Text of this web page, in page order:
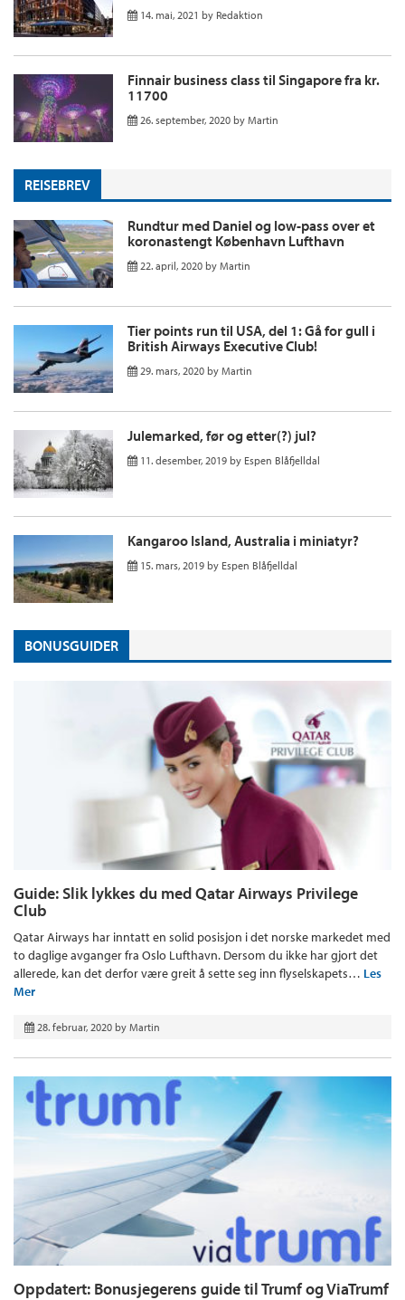
14. mai, 2021 by Redaktion
Finnair business class til Singapore fra kr.
11700
26. september, 2020 by Martin
REISEBREV
Rundtur med Daniel og low-pass over et
koronastengt København Lufthavn
22. april, 2020 by Martin
Tier points run til USA, del 1: Gå for gull i
British Airways Executive Club!
29. mars, 2020 by Martin
Julemarked, før og etter(?) jul?
11. desember, 2019 by Espen Blåfjelldal
Kangaroo Island, Australia i miniatyr?
15. mars, 2019 by Espen Blåfjelldal
BONUSGUIDER
Guide: Slik lykkes du med Qatar Airways Privilege
Club
Qatar Airways har inntatt en solid posisjon i det norske markedet med
to daglige avganger fra Oslo Lufthavn. Dersom du ikke har gjort det
allerede, kan det derfor være greit å sette seg inn flyselskapets… Les
Mer
28. februar, 2020 by Martin
Oppdatert: Bonusjegerens guide til Trumf og ViaTrumf